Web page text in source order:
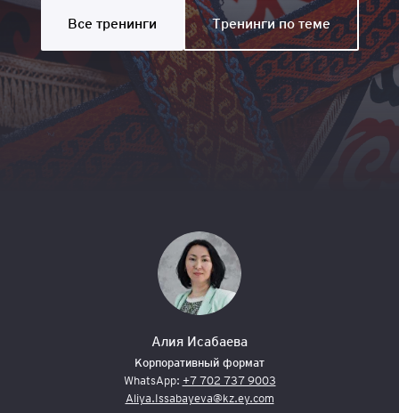
Все тренинги Тренинги по теме
Алия Исабаева
Корпоративный формат
WhatsApp: +7 702 737 9003
Aliya.Issabayeva@kz.ey.com